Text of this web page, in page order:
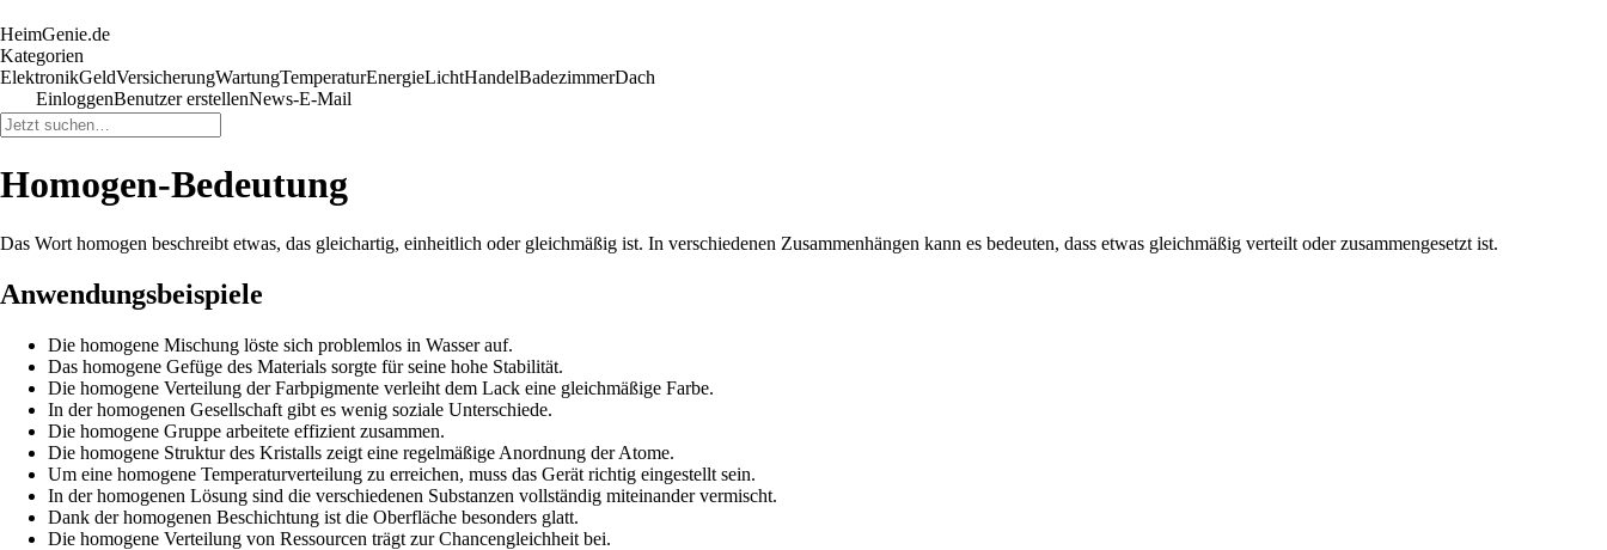
HeimGenie.de
Kategorien
ElektronikGeldVersicherungWartungTemperaturEnergieLichtHandelBadezimmerDach
EinloggenBenutzer erstellenNews-E-Mail
Homogen-Bedeutung
Das Wort homogen beschreibt etwas, das gleichartig, einheitlich oder gleichmäßig ist. In verschiedenen Zusammenhängen kann es bedeuten, dass etwas gleichmäßig verteilt oder zusammengesetzt ist.
Anwendungsbeispiele
Die homogene Mischung löste sich problemlos in Wasser auf.
Das homogene Gefüge des Materials sorgte für seine hohe Stabilität.
Die homogene Verteilung der Farbpigmente verleiht dem Lack eine gleichmäßige Farbe.
In der homogenen Gesellschaft gibt es wenig soziale Unterschiede.
Die homogene Gruppe arbeitete effizient zusammen.
Die homogene Struktur des Kristalls zeigt eine regelmäßige Anordnung der Atome.
Um eine homogene Temperaturverteilung zu erreichen, muss das Gerät richtig eingestellt sein.
In der homogenen Lösung sind die verschiedenen Substanzen vollständig miteinander vermischt.
Dank der homogenen Beschichtung ist die Oberfläche besonders glatt.
Die homogene Verteilung von Ressourcen trägt zur Chancengleichheit bei.